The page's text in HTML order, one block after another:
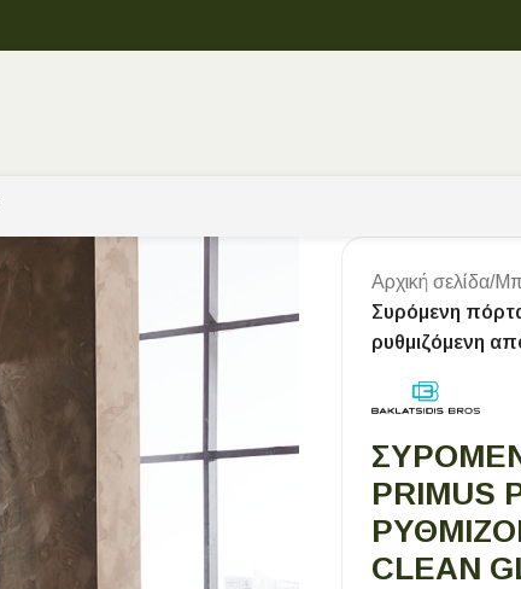
Αρχική σελίδα/
Συρόμενη
ρυθμιζόμενη
PRIMUS
CLEAN